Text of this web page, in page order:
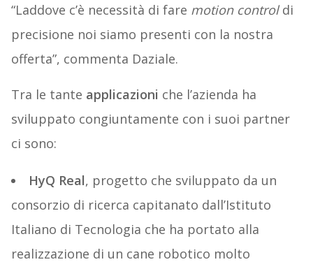
“Laddove c’è necessità di fare motion controldi
precisione noi siamo presenti con la nostra
offerta”, commenta Daziale.
Tra le tante applicazioni che l’azienda ha
sviluppato congiuntamente con i suoi partner
ci sono:
HyQ Real, progetto che sviluppato da un
consorzio di ricerca capitanato dall’Istituto
Italiano di Tecnologia che ha portato alla
realizzazione di un cane robotico molto